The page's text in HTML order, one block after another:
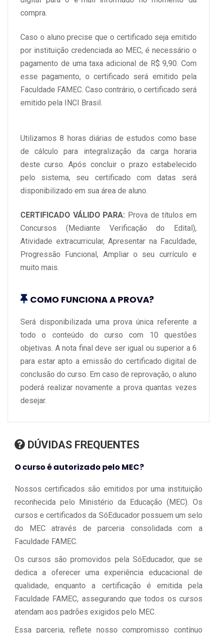
compra.
Caso o aluno precise que o certificado seja emitido
por instituição credenciada ao MEC, é necessário o
pagamento de uma taxa adicional de R$ 9,90. Com
esse pagamento, o certificado será emitido pela
Faculdade FAMEC. Caso contrário, o certificado será
emitido pela INCI Brasil.
Utilizamos 8 horas diárias de estudos como base
de cálculo para integralização da carga horaria
deste curso. Após concluir o prazo estabelecido
pelo sistema, seu certificado com datas será
disponibilizado em sua área de aluno.
CERTIFICADO VÁLIDO PARA: Prova de títulos em
Concursos (Mediante Verificação do Edital),
Atividade extracurricular, Apresentar na Faculdade,
Progressão Funcional, Ampliar o seu currículo e
muito mais.
COMO FUNCIONA A PROVA?
Será disponibilizada uma prova única referente a
todo o conteúdo do curso com 10 questões
objetivas. A nota final deve ser igual ou superior a 6
para estar apto a emissão do certificado digital de
conclusão do curso. Em caso de reprovação, o aluno
poderá realizar novamente a prova quantas vezes
desejar.
DÚVIDAS FREQUENTES
O curso é autorizado pelo MEC?
Nossos certificados são emitidos por uma instituição
reconhecida pelo Ministério da Educação (MEC). Os
cursos e certificados da SóEducador possuem um selo
do MEC através de parceria consolidada com a
Faculdade FAMEC.
Os cursos são promovidos pela SóEducador, que se
dedica a oferecer uma experiência educacional de
qualidade, enquanto a certificação é emitida pela
Faculdade FAMEC, assegurando que todos os cursos
atendam aos padrões exigidos pelo MEC.
Essa parceria, reflete nosso compromisso contínuo